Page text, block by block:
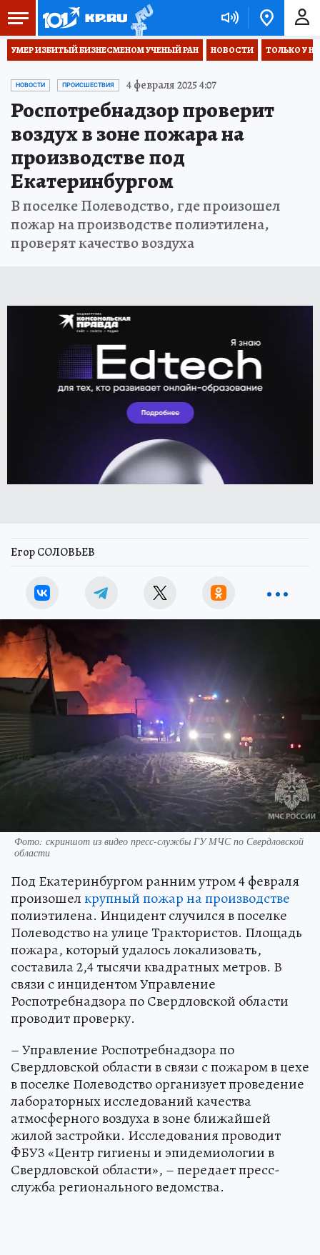
УМЕР ИЗБИТЫЙ БИЗНЕСМЕНОМ УЧЕНЫЙ РАН НОВОСТИ ТОЛЬКО У
НОВОСТИ ПРОИСШЕСТВИЯ 4 февраля 2025 4:07
Роспотребнадзор проверит
воздух в зоне пожара на
производстве под
Екатеринбургом
В поселке Полеводство, где произошел
пожар на производстве полиэтилена,
проверят качество воздуха
Егор СОЛОВЬЕВ
Фото: скриншот из видео пресс-службы ГУ МЧС по Свердловской
области
Под Екатеринбургом ранним утром 4 февраля
произошелкрупный пожар на производстве
полиэтилена. Инцидент случился в поселке
Полеводство на улице Трактористов. Площадь
пожара, который удалось локализовать,
составила 2,4 тысячи квадратных метров. В
связи с инцидентом Управление
Роспотребнадзора по Свердловской области
проводит проверку.
– Управление Роспотребнадзора по
Свердловской области в связи с пожаром в цехе
в поселке Полеводство организует проведение
лабораторных исследований качества
атмосферного воздуха в зоне ближайшей
жилой застройки. Исследования проводит
ФБУЗ «Центр гигиены и эпидемиологии в
Свердловской области», – передает пресс-
служба регионального ведомства.